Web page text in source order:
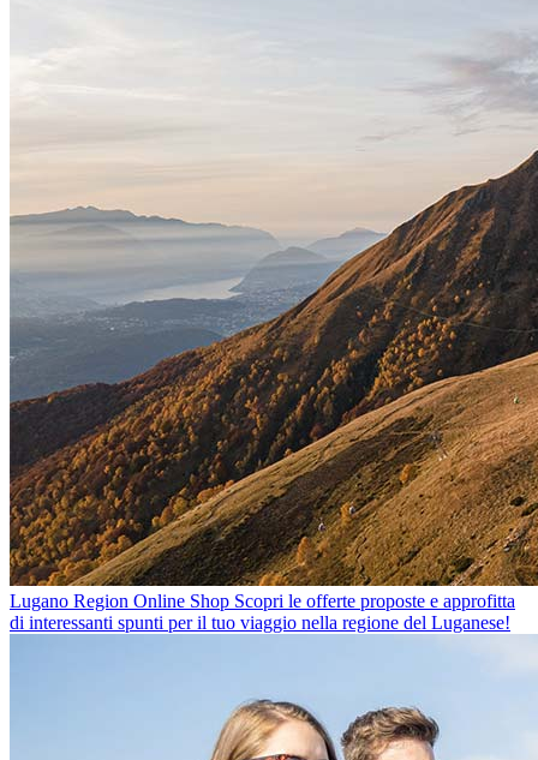
Lugano Region Online Shop Scopri le offerte proposte e approfitta
di interessanti spunti per il tuo viaggio nella regione del Luganese!